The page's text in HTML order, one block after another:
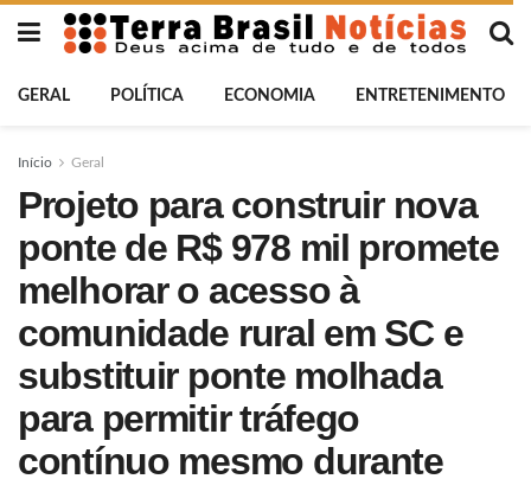
GERAL POLÍTICA ECONOMIA ENTRETENIMENTO
Início Geral
Projeto para construir nova
ponte de R$ 978 mil promete
melhorar o acesso à
comunidade rural em SC e
substituir ponte molhada
para permitir tráfego
contínuo mesmo durante